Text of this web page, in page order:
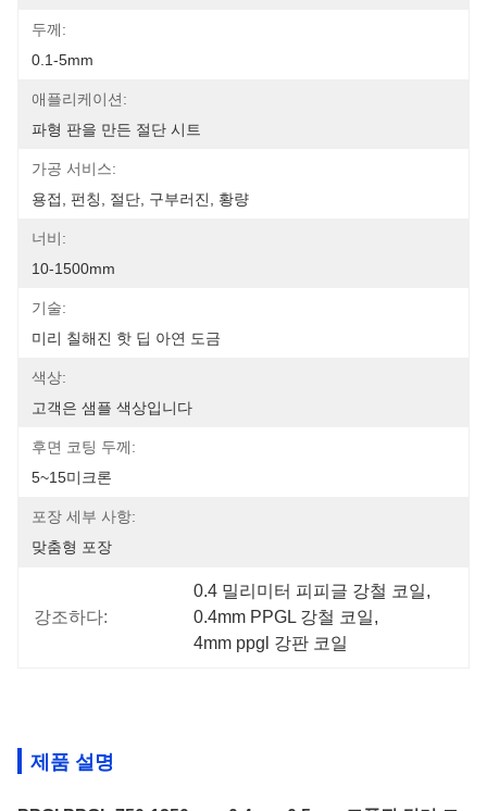
두께:
0.1-5mm
애플리케이션:
파형 판을 만든 절단 시트
가공 서비스:
용접, 펀칭, 절단, 구부러진, 황량
너비:
10-1500mm
기술:
미리 칠해진 핫 딥 아연 도금
색상:
고객은 샘플 색상입니다
후면 코팅 두께:
5~15미크론
포장 세부 사항:
맞춤형 포장
강조하다:
0.4 밀리미터 피피글 강철 코일,
0.4mm PPGL 강철 코일,
4mm ppgl 강판 코일
제품 설명